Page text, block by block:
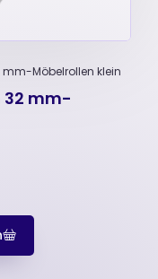
mm-Möbelrollen klein
32 mm-